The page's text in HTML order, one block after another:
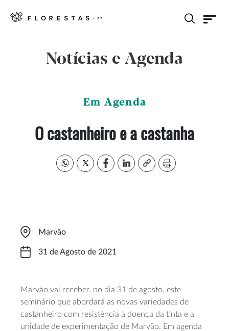
Notícias e Agenda
Em Agenda
O castanheiro e a castanha
Marvão
31 de Agosto de 2021
Marvão vai receber, no dia 31 de agosto, este
seminário que abordará as novas variedades de
castanheiro com resistência à doença da tinta e a
unidade de experimentação de Marvão. Em agenda